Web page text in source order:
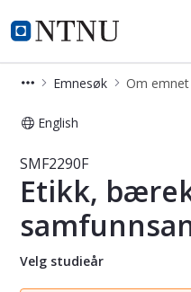
NTNU Hjemmeside
Studier
Emnesøk Om emnet
English
Emne - Etikk,
SMF2290F
Etikk,
Velg studieår